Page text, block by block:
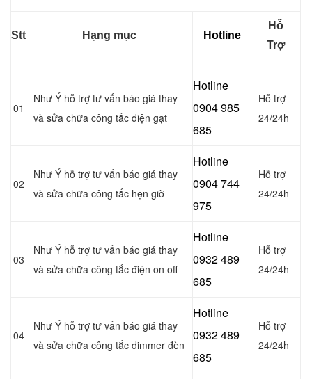
Stt Hạng mục Hotline
Hỗ
Trợ
01
Như Ý hỗ trợ tư vấn báo giá thay
và sửa chữa công tắc điện gạt
Hotline
0904 985
685
Hỗ trợ
24/24h
02
Như Ý hỗ trợ tư vấn báo giá thay
và sửa chữa công tắc hẹn giờ
Hotline
0904 744
975
Hỗ trợ
24/24h
03
Như Ý hỗ trợ tư vấn báo giá thay
và sửa chữa công tắc điện on off
Hotline
0932 489
685
Hỗ trợ
24/24h
04
Như Ý hỗ trợ tư vấn báo giá thay
và sửa chữa công tắc dimmer đèn
Hotline
0932 489
685
Hỗ trợ
24/24h